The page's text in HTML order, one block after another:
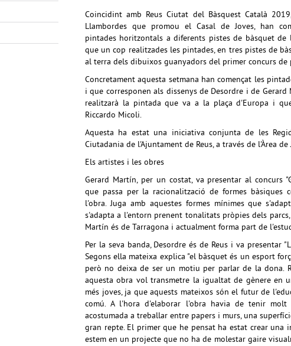
Coincidint amb Reus Ciutat del Bàsquest Català
Llambordes que promou el Casal de Joves, han
pintades horitzontals a diferents pistes de bàsquet de
que un cop realitzades les pintades, en tres pistes de
al terra dels dibuixos guanyadors del primer concurs
Concretament aquesta setmana han començat les
i que corresponen als dissenys de Desordre i de
realitzarà la pintada que va a la plaça d'Europa i
Riccardo Micoli.
Aquesta ha estat una iniciativa conjunta de les
Ciutadania de l'Ajuntament de Reus, a través de l'Àrea de
Els artistes i les obres
Gerard Martín, per un costat, va presentar al concurs
que passa per la racionalització de formes bàsiques
l'obra. Juga amb aquestes formes mínimes que
s'adapta a l'entorn prenent tonalitats pròpies dels
Martín és de Tarragona i actualment forma part de
Per la seva banda, Desordre és de Reus i va presentar
Segons ella mateixa explica "el bàsquet és un esport
però no deixa de ser un motiu per parlar de la dona.
aquesta obra vol transmetre la igualtat de gènere en
més joves, ja que aquests mateixos són el futur de
comú. A l'hora d'elaborar l'obra havia de tenir
acostumada a treballar entre papers i murs, una
gran repte. El primer que he pensat ha estat crear una
estem en un projecte que no ha de molestar gaire